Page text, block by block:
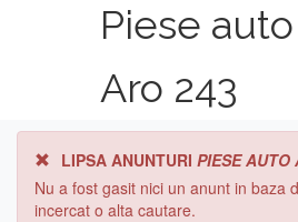
Piese
Aro 243
LIPSA ANUNTURI PIESE AUTO
Nu a fost gasit nici un anunt in baza
incercat o alta cautare.